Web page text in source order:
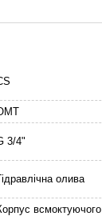
3/4"
олива